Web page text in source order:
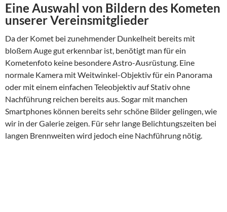
Eine Auswahl von Bildern des Kometen
unserer Vereinsmitglieder
Da der Komet bei zunehmender Dunkelheit bereits mit
bloßem Auge gut erkennbar ist, benötigt man für ein
Kometenfoto keine besondere Astro-Ausrüstung. Eine
normale Kamera mit Weitwinkel-Objektiv für ein Panorama
oder mit einem einfachen Teleobjektiv auf Stativ ohne
Nachführung reichen bereits aus. Sogar mit manchen
Smartphones können bereits sehr schöne Bilder gelingen, wie
wir in der Galerie zeigen. Für sehr lange Belichtungszeiten bei
langen Brennweiten wird jedoch eine Nachführung nötig.